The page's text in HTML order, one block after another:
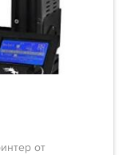
от